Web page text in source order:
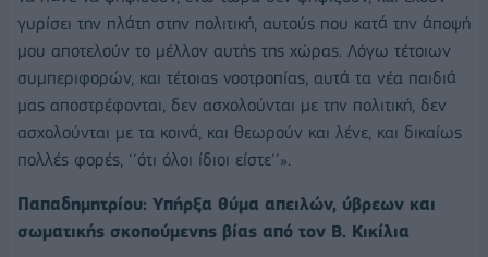
γυρίσει την πλάτη στην πολιτική, αυτούς που κατά την άποψή
μου αποτελούν το μέλλον αυτής της χώρας. Λόγω τέτοιων
συμπεριφορών, και τέτοιας νοοτροπίας, αυτά τα νέα παιδιά
μας αποστρέφονται, δεν ασχολούνται με την πολιτική, δεν
ασχολούνται με τα κοινά, και θεωρούν και λένε, και δικαίως
πολλές φορές, ‘’ότι όλοι ίδιοι είστε’’».
Παπαδημητρίου: Υπήρξα θύμα απειλών, ύβρεων και
σωματικής σκοπούμενης βίας από τον Β. Κικίλια